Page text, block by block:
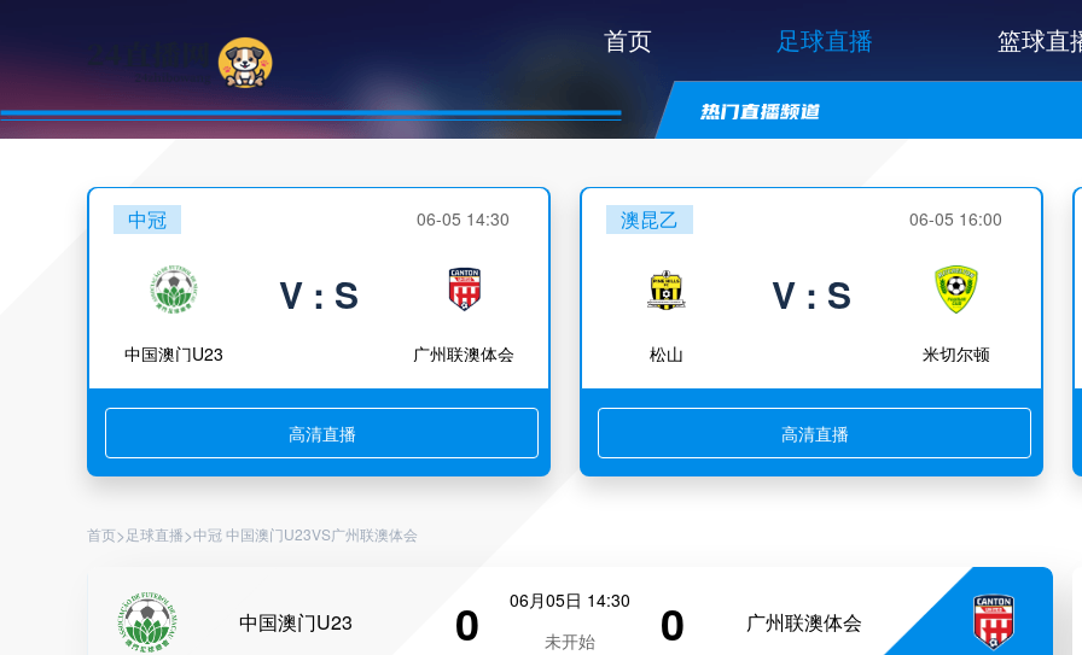
首页 足球直播 篮球直
中冠 06-05 14:30
中国澳门U23
V : S
广州联澳体会
高清直播
澳昆乙 06-05 16:00
松山
V : S
米切尔顿
高清直播
首页> 足球直播>中冠 中国澳门U23VS广州联澳体会
中国澳门U23 0
06月05日 14:30
未开始
0 广州联澳体会